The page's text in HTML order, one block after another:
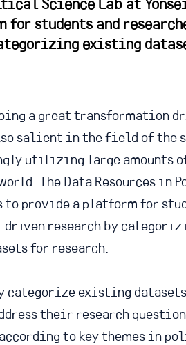
students and
existing
a great transformation
salient in the field of the
utilizing large amounts
The Data Resources in
provide a platform for
driven research by
for research.
categorize existing
their research
to key themes in